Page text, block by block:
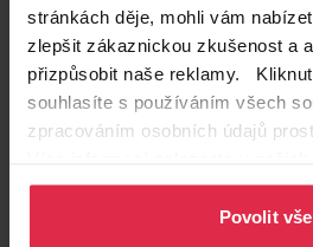
stránkách děje, mohli vám
zlepšit zákaznickou zkušenost a
přizpůsobit naše reklamy.
souhlasíte s používáním všech
zpracováním osobních údajů
osobních údajů.
Povolit vše
a make-